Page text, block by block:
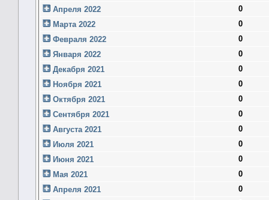
Апреля 2022
0
Марта 2022
0
Февраля 2022
0
Января 2022
0
Декабря 2021
0
Ноября 2021
0
Октября 2021
0
Сентября 2021
0
Августа 2021
0
Июля 2021
0
Июня 2021
0
Мая 2021
0
Апреля 2021
0